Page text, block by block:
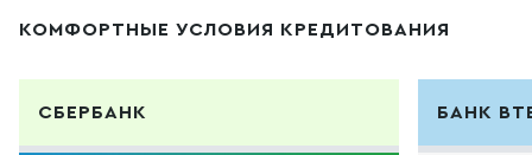
КОМФОРТНЫЕ УСЛОВИЯ КРЕДИТОВАНИЯ
СБЕРБАНК БАНК